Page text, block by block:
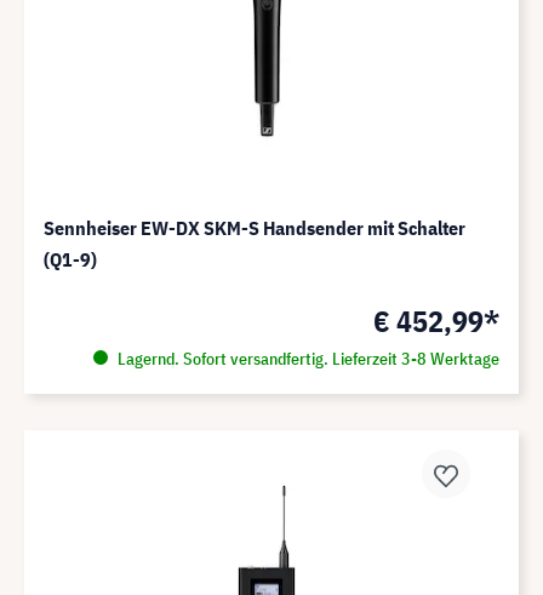
Sennheiser EW-DX SKM-S Handsender mit Schalter
(Q1-9)
€ 452,99*
Lagernd. Sofort versandfertig. Lieferzeit 3-8 Werktage